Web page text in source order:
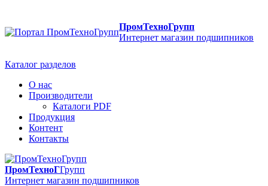
ПромТехноГрупп
Интернет магазин подшипников
Каталог разделов
О нас
Производители
Каталоги PDF
Продукция
Контент
Контакты
ПромТехноГГрупп
Интернет магазин подшипников